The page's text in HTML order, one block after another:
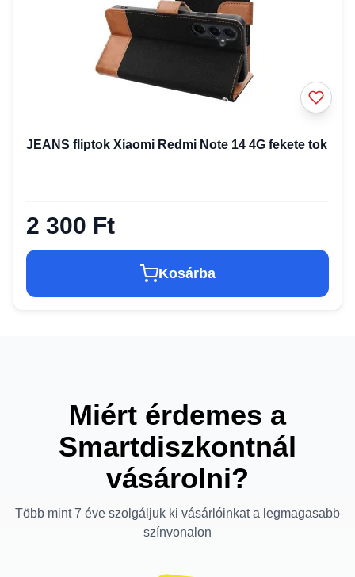
JEANS fliptok Xiaomi Redmi Note 14 4G fekete tok
2 300 Ft
Kosárba
Miért érdemes a
Smartdiszkontnál
vásárolni?
Több mint 7 éve szolgáljuk ki vásárlóinkat a legmagasabb
színvonalon